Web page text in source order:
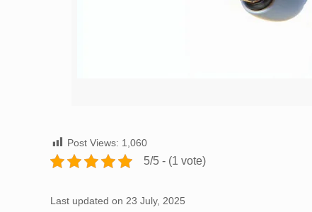
Post Views: 1,060
5/5 - (1 vote)
Last updated on 23 July, 2025